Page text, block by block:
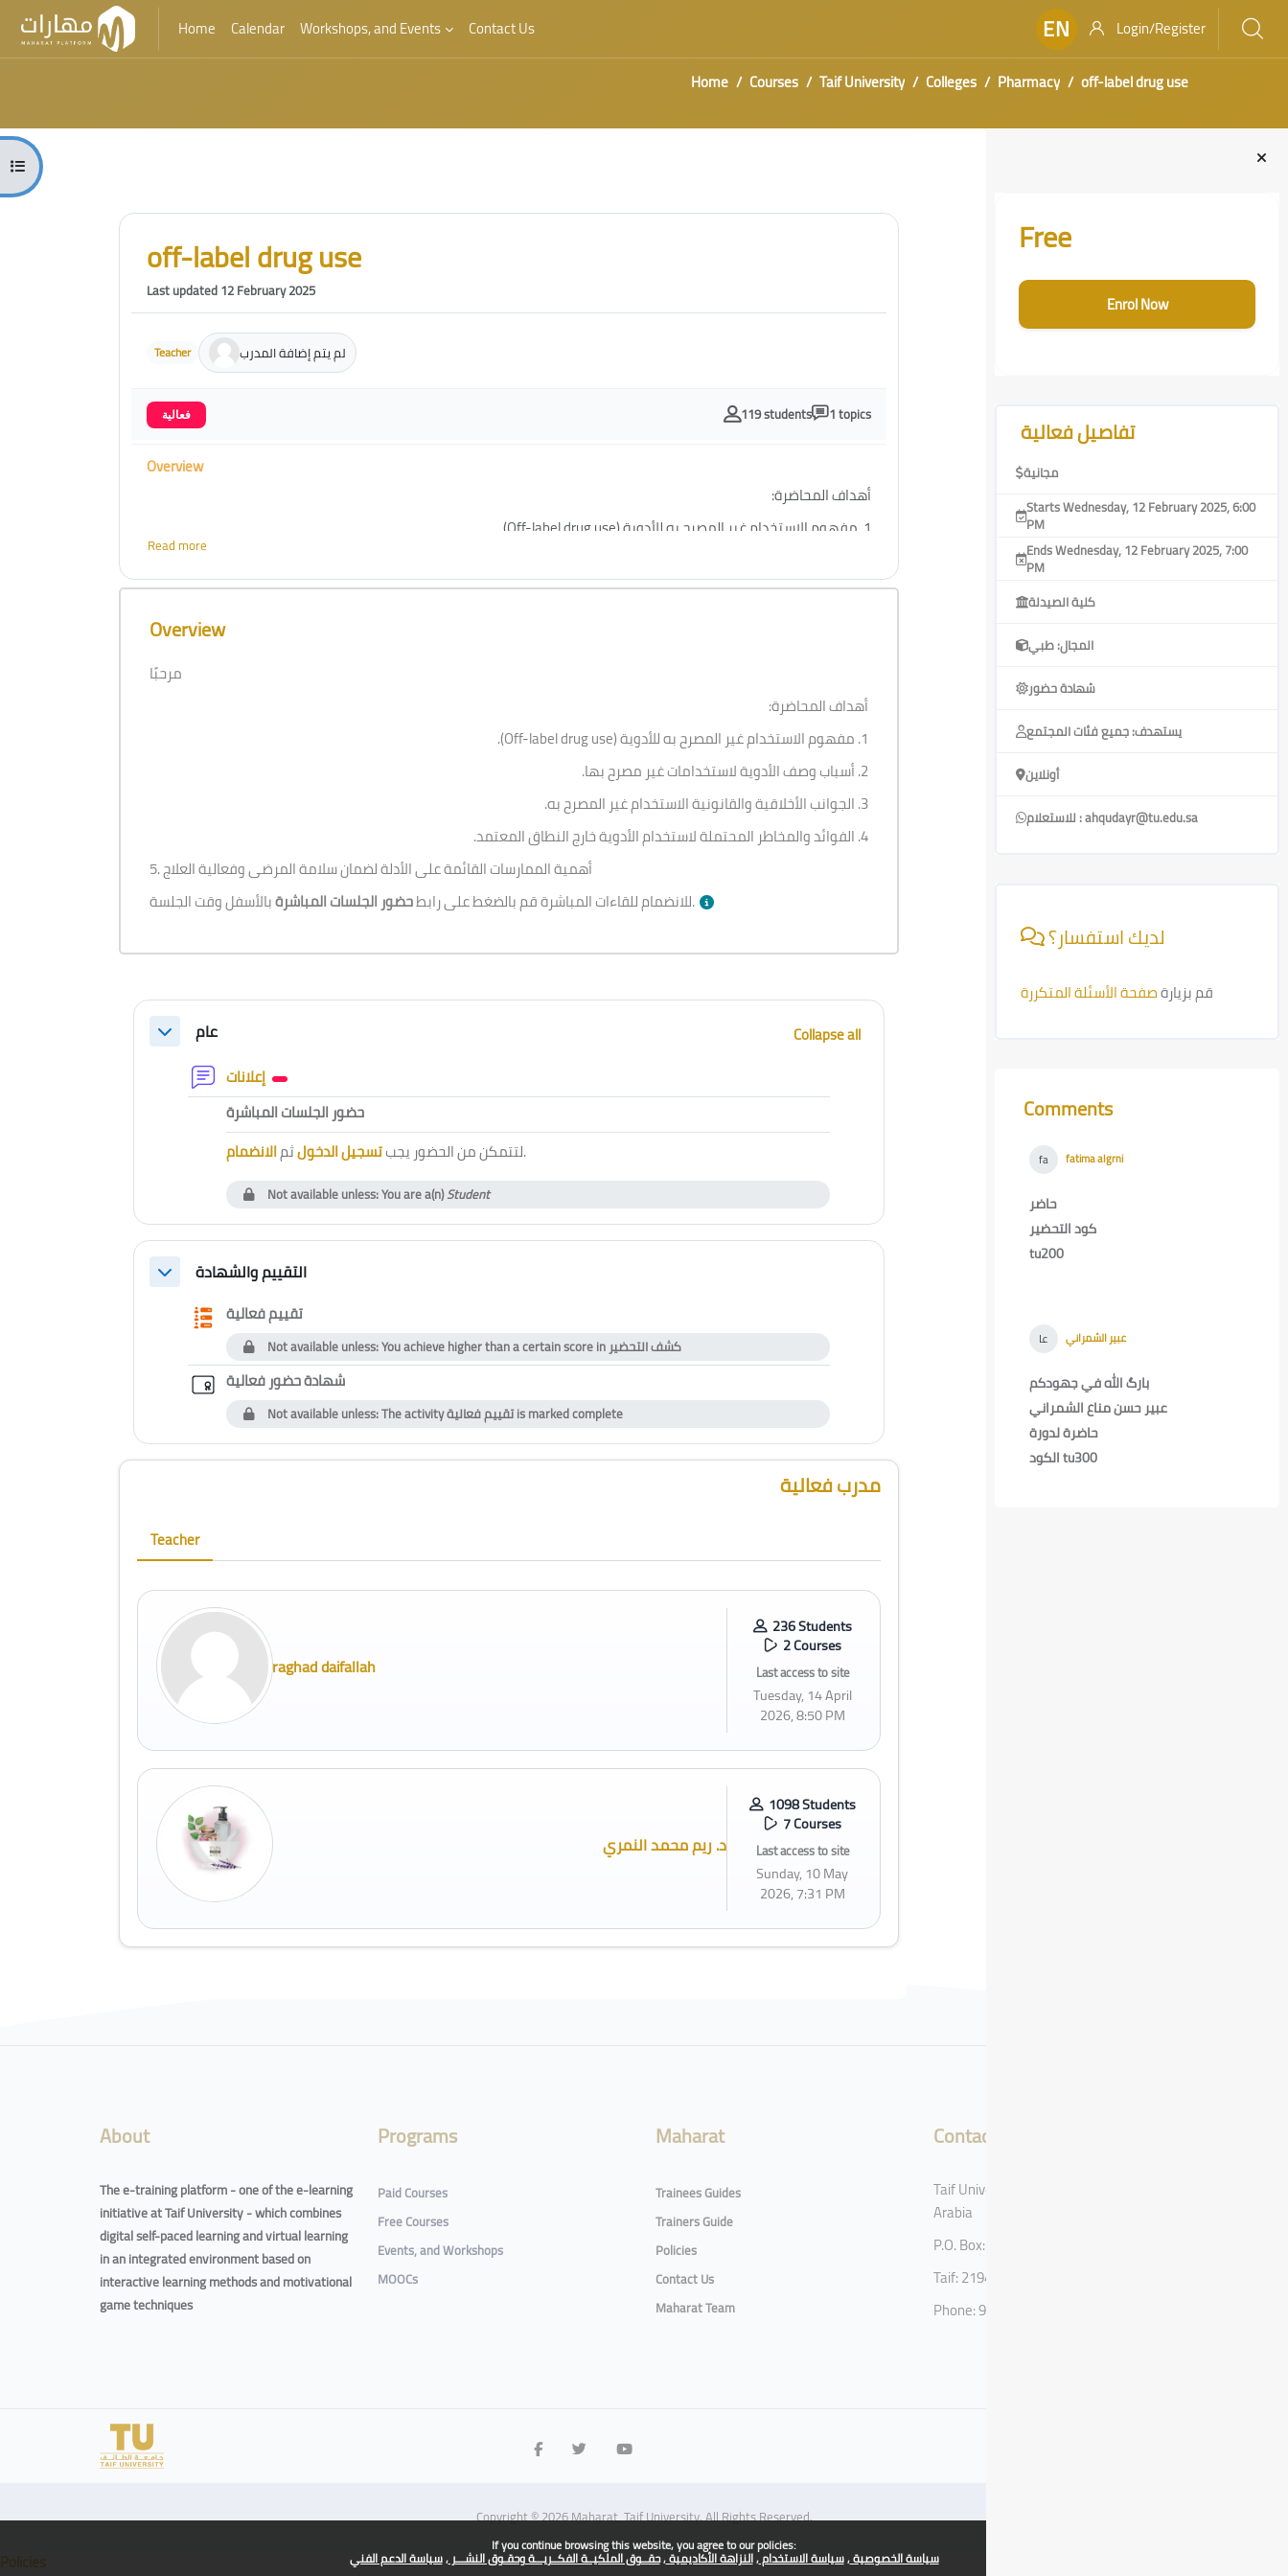
Home Calendar Workshops, and Events Contact Us EN
Login/Register
Home
Courses Taif University Colleges Pharmacy off-label drug use
Blocks
Free
Enrol Now
تفاصيل فعالية
مجانية
Starts Wednesday, 12 February 2025, 6:00
PM
Ends Wednesday, 12 February 2025, 7:00
PM
كلية الصيدلة
المجال: طبي
شهادة حضور
يستهدف: جميع فئات المجتمع
أونلاين
للاستعلام : ahqudayr@tu.edu.sa
لديك استفسار؟
قم بزيارةصفحة الأسئلة المتكررة
Skip Comments
Comments
fa fatima algrni-
حاضر
كود التحضير
tu200
عا عبير الشمراني-
بارگ الله في جهودكم
عبير حسن مناع الشمراني
حاضرة لدورة
الكود tu300
If you continue browsing this website, you agree to our policies:
سياسة الخصوصية سياسة الاستخدام النزاهة الأكاديمية حقــوق الملكيــة الفكــريـــة وحقـوق النشـــر سياسة الدعم الفني
Open course index
Blocks
Skip [Cocoon] Course Intro
off-label drug use
Last updated 12 February 2025
Teacher لم يتم إضافة المدرب
فعالية 119 students 1 topics
Overview
أهداف المحاضرة:
1. مفهوم الاستخدام غير المصرح به للأدوية (Off-label drug use).
3. الجوانب الأخلاقية والقانونية الاستخدام غير المصرح به.
Read more
Skip [Cocoon] Course Overview
Overview
مرحبًا
أهداف المحاضرة:
1. مفهوم الاستخدام غير المصرح به للأدوية (Off-label drug use).
2. أسباب وصف الأدوية لاستخدامات غير مصرح بها.
3. الجوانب الأخلاقية والقانونية الاستخدام غير المصرح به.
4. الفوائد والمخاطر المحتملة لاستخدام الأدوية خارج النطاق المعتمد.
5. أهمية الممارسات القائمة على الأدلة لضمان سلامة المرضى وفعالية العلاج
للانضمام للقاءات المباشرة قم بالضغط على رابطحضور الجلسات المباشرة بالأسفل وقت الجلسة.
Section outline
Collapseعام
Collapse all
إعلانات Forum
حضور الجلسات المباشرةExternal tool
لتتمكن من الحضور يجبتسجيل الدخولثمالانضمام .
Not available unless: You are a(n)Student
Collapseالتقييم والشهادة
تقييم فعاليةQuestionnaire
Not available unless: You achieve higher than a certain score inكشف التحضير
شهادة حضور فعاليةCustom certificate
Not available unless: The activityتقييم فعاليةis marked complete
Blocks
Skip [Cocoon] Course Instructor مدرب فعالية
Teacher
raghad daifallah
236 Students
2 Courses
Last access to site
Tuesday, 14 April
2026, 8:50 PM
د. ريم محمد النمري
1098 Students
7 Courses
Last access to site
Sunday, 10 May
2026, 7:31 PM
About
The e-training platform - one of the e-learning
initiative at Taif University - which combines
digital self-paced learning and virtual learning
in an integrated environment based on
interactive learning methods and motivational
game techniques
Programs
Paid Courses
Free Courses
Events, and Workshops
MOOCs
Maharat
Trainees Guides
Trainers Guide
Policies
Contact Us
Maharat Team
Contact
Taif University, Taif, Kingdom of Saudi
Arabia
P.O. Box: 11099
Taif: 21944
Phone: 920002122
Copyright © 2026 Maharat, Taif University. All Rights Reserved.
Policies